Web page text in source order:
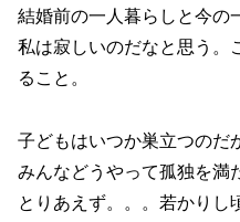
結婚前の一人暮らしと今の
私は寂しいのだなと思う。
ること。
子どもはいつか巣立つのだ
みんなどうやって孤独を満
とりあえず。。。若かりし